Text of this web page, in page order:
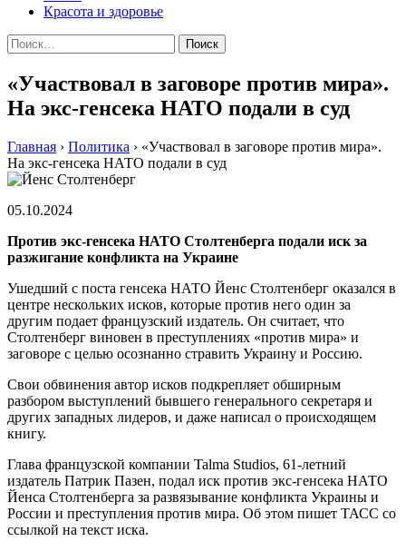
Красота и здоровье
Найти:
«Участвовал в заговоре против мира».
На экс-генсека НАТО подали в суд
Главная › Политика › «Участвовал в заговоре против мира».
На экс-генсека НАТО подали в суд
05.10.2024
Против экс-генсека НАТО Столтенберга подали иск за
разжигание конфликта на Украине
Ушедший с поста генсека НАТО Йенс Столтенберг оказался в
центре нескольких исков, которые против него один за
другим подает французский издатель. Он считает, что
Столтенберг виновен в преступлениях «против мира» и
заговоре с целью осознанно стравить Украину и Россию.
Свои обвинения автор исков подкрепляет обширным
разбором выступлений бывшего генерального секретаря и
других западных лидеров, и даже написал о происходящем
книгу.
Глава французской компании Talma Studios, 61-летний
издатель Патрик Пазен, подал иск против экс-генсека НАТО
Йенса Столтенберга за развязывание конфликта Украины и
России и преступления против мира. Об этом пишет ТАСС со
ссылкой на текст иска.